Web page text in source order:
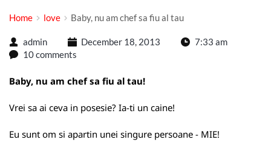
Home love Baby, nu am chef sa fiu al tau
admin December 18, 2013
7:33 am
10 comments
Baby, nu am chef sa fiu al tau!
Vrei sa ai ceva in posesie? Ia-ti un caine!
Eu sunt om si apartin unei singure persoane - MIE!